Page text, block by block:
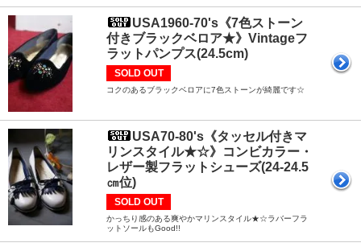
USA1960-70's《7色ストーン
付きブラックベロア★》Vintageフ
ラットパンプス(24.5cm)
SOLD OUT
コクのあるブラックベロアに7色ストーンが綺麗です☆
USA70-80's《タッセル付きマ
リンスタイル★☆》コンビカラー・
レザー製フラットシューズ(24-24.5
㎝位)
SOLD OUT
かっちり感のある爽やかマリンスタイル★☆ラバーフラ
ットソールもGood!!